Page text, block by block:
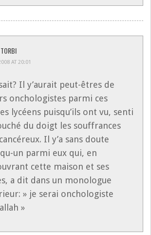
AT 20:01
Il y’aurait peut-êtres de
onchologistes parmi ces
lycéens puisqu’ils ont vu, senti
du doigt les souffrances
Il y’a sans doute
un parmi eux qui, en
cette maison et ses
a dit dans un monologue
» je serai onchologiste
»